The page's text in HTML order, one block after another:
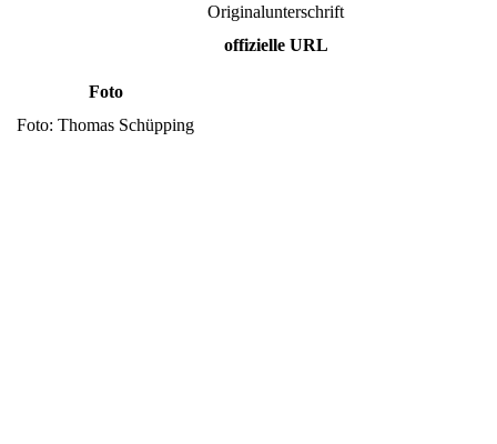
Originalunterschrift
offizielle URL
Foto
Foto: Thomas Schüpping